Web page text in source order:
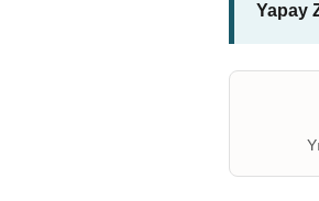
Yapay